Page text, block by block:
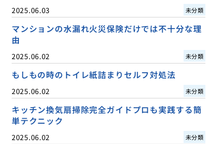
2025.06.03 未分類
マンションの水漏れ火災保険だけでは不十分な理
由
2025.06.02 未分類
もしもの時のトイレ紙詰まりセルフ対処法
2025.06.02 未分類
キッチン換気扇掃除完全ガイドプロも実践する簡
単テクニック
2025.06.02 未分類